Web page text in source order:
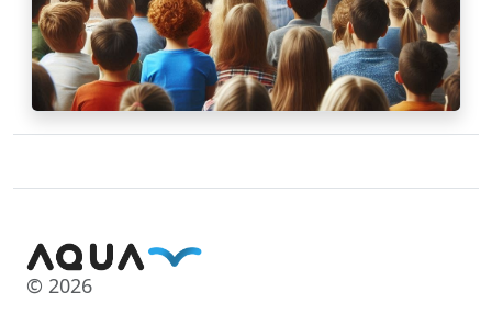
© 2026